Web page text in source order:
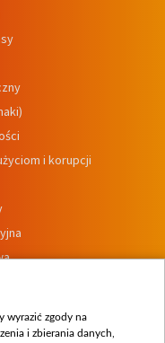
i korupcji
wyrazić zgody na
i zbierania danych,